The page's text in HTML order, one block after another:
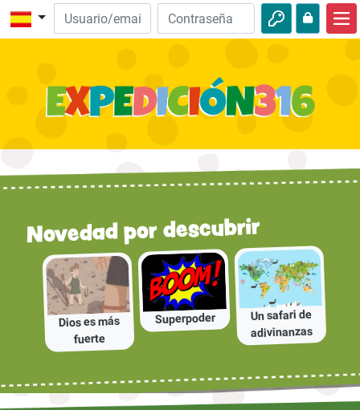
Descubre la Biblia
Naturaleza
Aventuras
Actividades
Novedad por descubrir
Dios es más
fuerte
Superpoder Un safari de
adivinanzas